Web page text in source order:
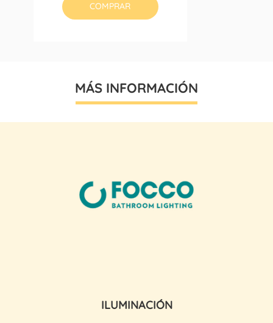
COMPRAR
MÁS INFORMACIÓN
ILUMINACIÓN